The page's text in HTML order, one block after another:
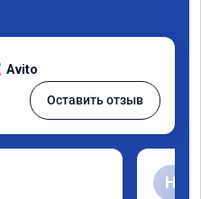
Avito
Оставить отзыв
Н